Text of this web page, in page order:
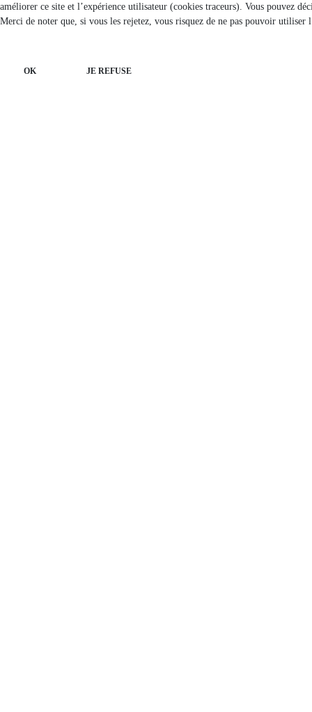
améliorer ce site et l’expérience utilisateur (cookies traceurs). Vous pouvez
Merci de noter que, si vous les rejetez, vous risquez de ne pas pouvoir utiliser
OK JE REFUSE